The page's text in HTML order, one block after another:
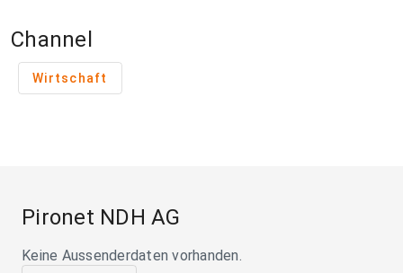
Channel
Wirtschaft
Pironet NDH AG
Keine Aussenderdaten vorhanden.